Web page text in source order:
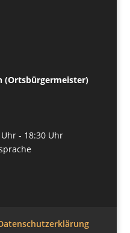
(Ortsbürgermeister)
- 18:30 Uhr